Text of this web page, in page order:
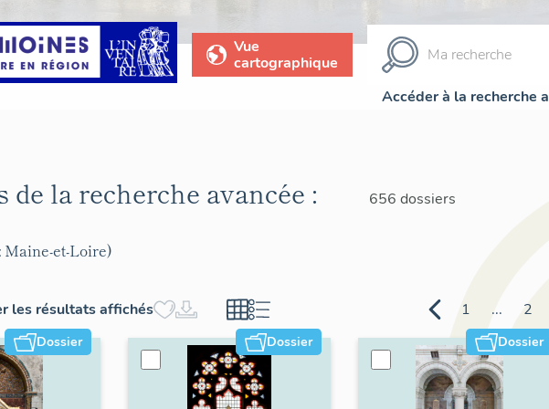
Vue
cartographique
Accéder à la recherche
de la recherche avancée : 656 dossiers
et-Loire)
les résultats affichés 1 ... 2
Dossier Dossier Dossier